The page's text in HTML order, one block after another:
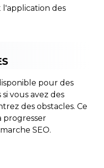
des
pour des
vous avez des
des obstacles. Ce
progresser
SEO.